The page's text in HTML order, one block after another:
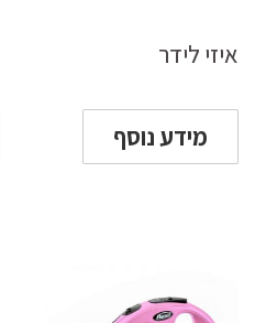
איזי לידר
מידע נוסף